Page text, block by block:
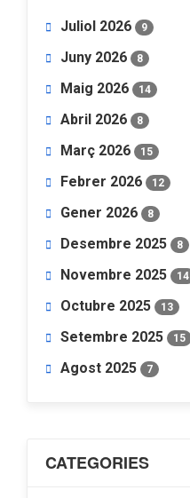
Juliol 2026 9
Juny 2026 8
Maig 2026 14
Abril 2026 8
Març 2026 15
Febrer 2026 12
Gener 2026 8
Desembre 2025 8
Novembre 2025 14
Octubre 2025 13
Setembre 2025 15
Agost 2025 7
CATEGORIES